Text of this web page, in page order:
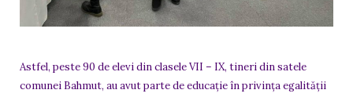
Astfel, peste 90 de elevi din clasele VII – IX, tineri din satele
comunei Bahmut, au avut parte de educație în privința egalității